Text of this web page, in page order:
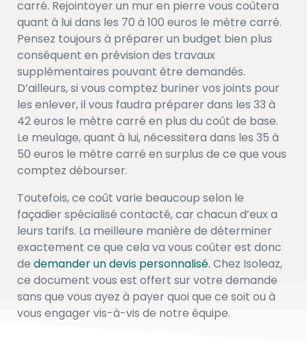
carré. Rejointoyer un mur en pierre vous coûtera
quant à lui dans les 70 à 100 euros le mètre carré.
Pensez toujours à préparer un budget bien plus
conséquent en prévision des travaux
supplémentaires pouvant être demandés.
D’ailleurs, si vous comptez buriner vos joints pour
les enlever, il vous faudra préparer dans les 33 à
42 euros le mètre carré en plus du coût de base.
Le meulage, quant à lui, nécessitera dans les 35 à
50 euros le mètre carré en surplus de ce que vous
comptez débourser.
Toutefois, ce coût varie beaucoup selon le
façadier spécialisé contacté, car chacun d’eux a
leurs tarifs. La meilleure manière de déterminer
exactement ce que cela va vous coûter est donc
de demander un devis personnalisé. Chez Isoleaz,
ce document vous est offert sur votre demande
sans que vous ayez à payer quoi que ce soit ou à
vous engager vis-à-vis de notre équipe.